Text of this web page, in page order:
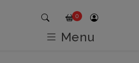
0
Menu